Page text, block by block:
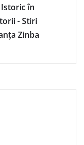
în
- Stiri
Zinba